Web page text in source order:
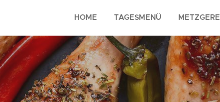
HOME TAGESMENÜ METZGEREI